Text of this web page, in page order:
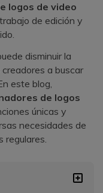
logos de video
de edición y
disminuir la
a buscar
este blog,
de logos
únicas y
necesidades de
regulares.